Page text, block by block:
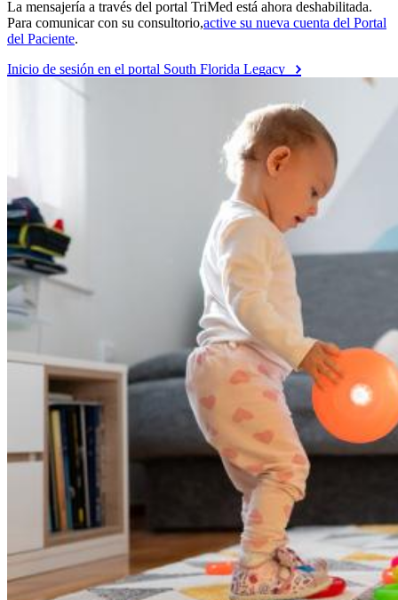
La mensajería a través del portal TriMed está ahora deshabilitada.
Para comunicar con su consultorio,active su nueva cuenta del Portal
del Paciente.
Inicio de sesión en el portal South Florida Legacy